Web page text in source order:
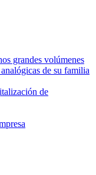
grandes volúmenes
de su familia
de